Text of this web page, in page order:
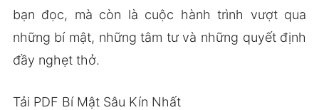
bạn đọc, mà còn là cuộc hành trình vượt qua
những bí mật, những tâm tư và những quyết định
đầy nghẹt thở.
Tải PDF Bí Mật Sâu Kín Nhất